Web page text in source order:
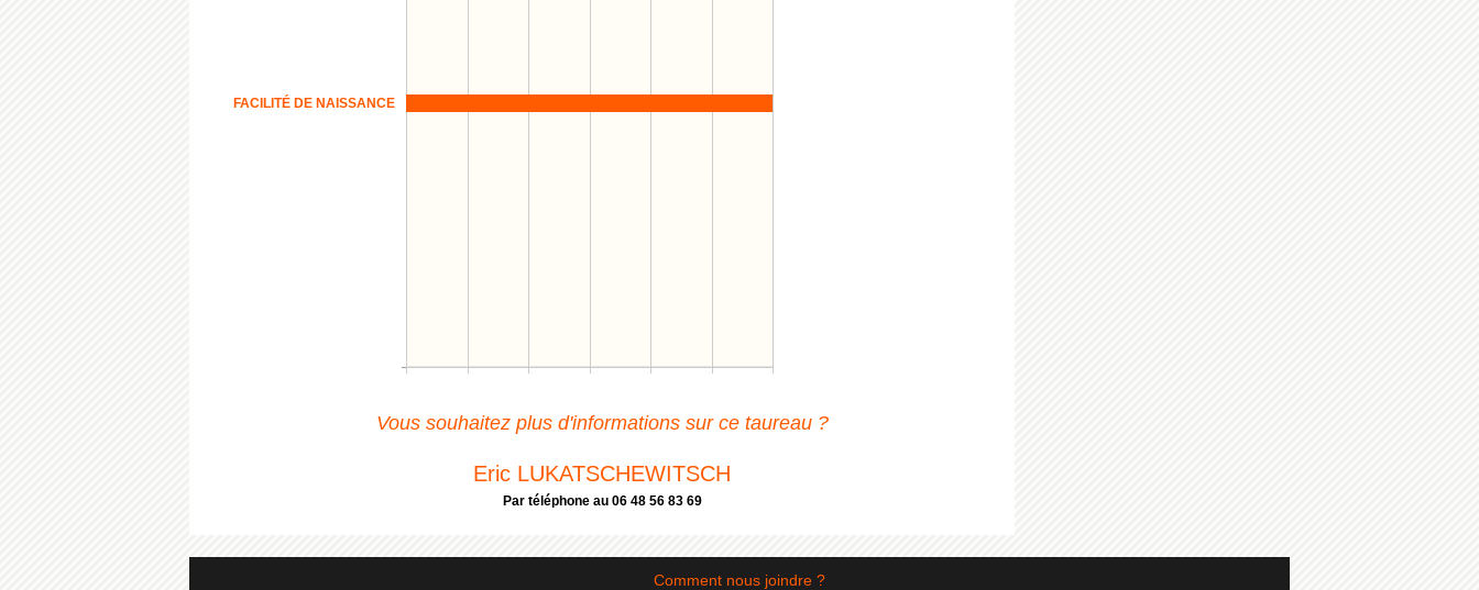
FACILITÉ DE NAISSANCE
Vous souhaitez plus d'informations sur ce taureau ?
Eric LUKATSCHEWITSCH
Par téléphone au 06 48 56 83 69
Comment nous joindre ?